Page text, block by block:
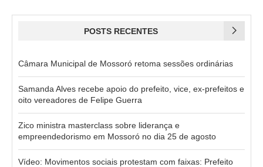
POSTS RECENTES
Câmara Municipal de Mossoró retoma sessões ordinárias
Samanda Alves recebe apoio do prefeito, vice, ex-prefeitos e
oito vereadores de Felipe Guerra
Zico ministra masterclass sobre liderança e
empreendedorismo em Mossoró no dia 25 de agosto
Vídeo: Movimentos sociais protestam com faixas: Prefeito